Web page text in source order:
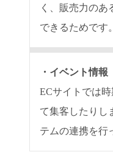
く、販売力のあ
できるためです。
イベント情報
ECサイトでは
て集客したりし
テムの連携を行